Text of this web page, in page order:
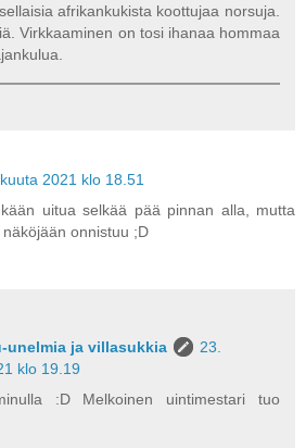
afrikankukista koottujaa norsuja.
Virkkaaminen on tosi ihanaa hommaa
2021 klo 18.51
uitua selkää pää pinnan alla, mutta
onnistuu ;D
unelmia ja villasukkia
23.
klo 19.19
:D Melkoinen uintimestari tuo